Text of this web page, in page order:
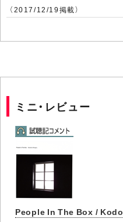
（2017/12/19掲載）
ミニ・レビュー
People In The Box /